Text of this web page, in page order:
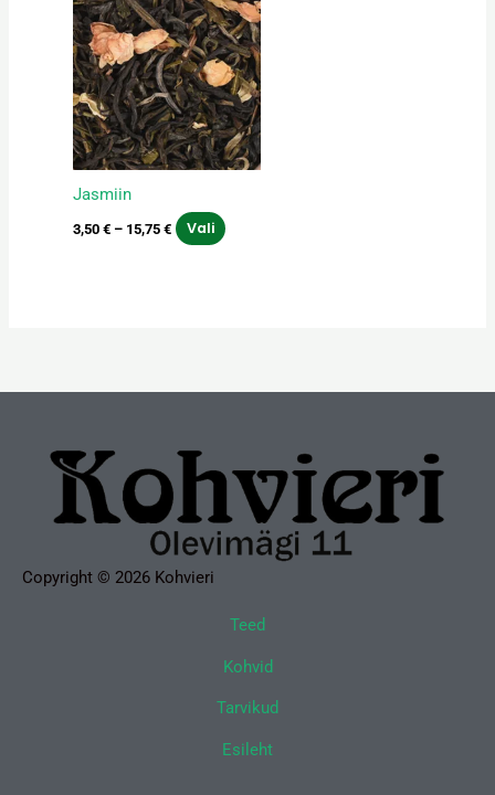
Jasmiin
3,50€ – 15,75€
3,50 €
kuni
15,75 €
Vali
tootel
on
mitu
varianti.
Valikuid
saab
teha
Copyright © 2026 Kohvieri
Teed
Kohvid
Tarvikud
Esileht